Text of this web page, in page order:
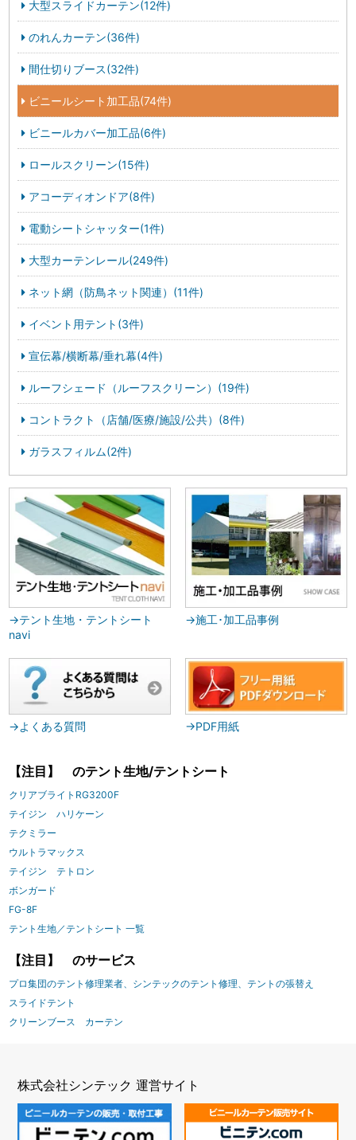
大型スライドカーテン(12件)
のれんカーテン(36件)
間仕切りブース(32件)
ビニールシート加工品(74件)
ビニールカバー加工品(6件)
ロールスクリーン(15件)
アコーディオンドア(8件)
電動シートシャッター(1件)
大型カーテンレール(249件)
ネット網（防鳥ネット関連）(11件)
イベント用テント(3件)
宣伝幕/横断幕/垂れ幕(4件)
ルーフシェード（ルーフスクリーン）(19件)
コントラクト（店舗/医療/施設/公共）(8件)
ガラスフィルム(2件)
→テント生地・テントシート
navi
→施工･加工品事例
→よくある質問 →PDF用紙
【注目】 のテント生地/テントシート
クリアブライトRG3200F
テイジン ハリケーン
テクミラー
ウルトラマックス
テイジン テトロン
ボンガード
FG-8F
テント生地／テントシート 一覧
【注目】 のサービス
プロ集団のテント修理業者、シンテックのテント修理、テントの張替え
スライドテント
クリーンブース カーテン
株式会社シンテック 運営サイト